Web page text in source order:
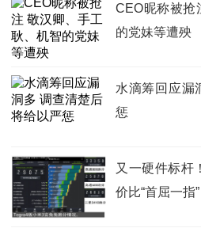
CEO昵称被抢
的党妹等遭殃
水滴筹回应漏
惩
又一硬件标杆
价比“首屈一指”